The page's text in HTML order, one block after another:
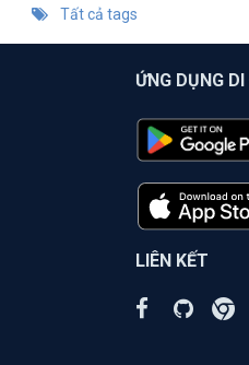
Tất cả tags
ỨNG DỤNG
LIÊN KẾT